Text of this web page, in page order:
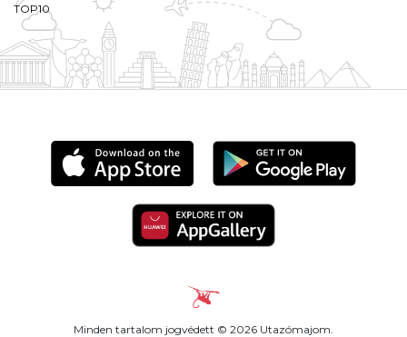
TOP10
Minden tartalom jogvédett © 2026 Utazómajom.